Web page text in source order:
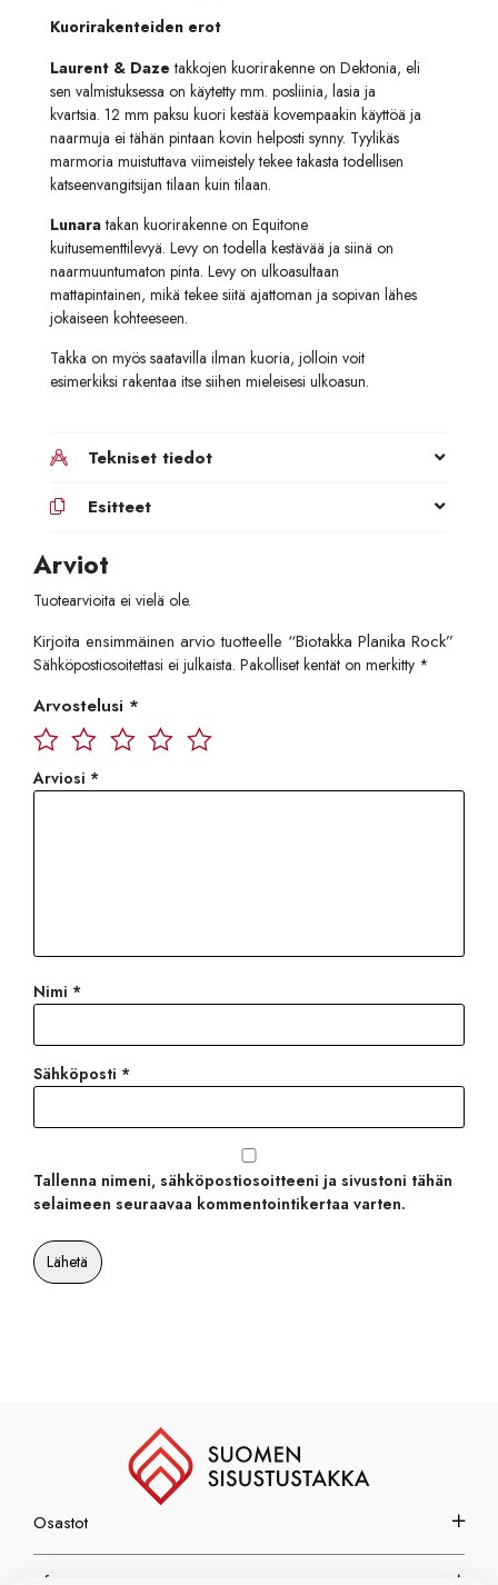
Kuorirakenteiden erot
Laurent & Daze takkojen kuorirakenne on Dektonia, eli
sen valmistuksessa on käytetty mm. posliinia, lasia ja
kvartsia. 12 mm paksu kuori kestää kovempaakin käyttöä ja
naarmuja ei tähän pintaan kovin helposti synny. Tyylikäs
marmoria muistuttava viimeistely tekee takasta todellisen
katseenvangitsijan tilaan kuin tilaan.
Lunaratakan kuorirakenne on Equitone
kuitusementtilevyä. Levy on todella kestävää ja siinä on
naarmuuntumaton pinta. Levy on ulkoasultaan
mattapintainen, mikä tekee siitä ajattoman ja sopivan lähes
jokaiseen kohteeseen.
Takka on myös saatavilla ilman kuoria, jolloin voit
esimerkiksi rakentaa itse siihen mieleisesi ulkoasun.
Tekniset tiedot
Esitteet
Arviot
Tuotearvioita ei vielä ole.
Kirjoita ensimmäinen arvio tuotteelle “Biotakka Planika Rock”
Sähköpostiosoitettasi ei julkaista. Pakolliset kentät on merkitty *
Arvostelusi *
Arviosi *
Nimi *
Sähköposti *
Tallenna nimeni, sähköpostiosoitteeni ja sivustoni tähän
selaimeen seuraavaa kommentointikertaa varten.
Osastot